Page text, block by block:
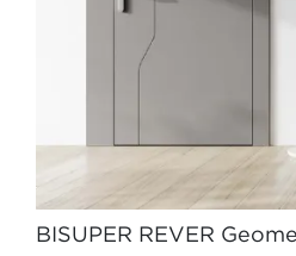
BISUPER REVER